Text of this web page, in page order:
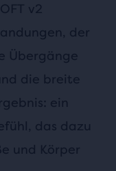
v2
der
Übergänge
die breite
ein
das dazu
und Körper